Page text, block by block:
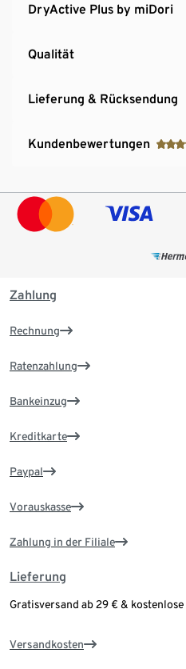
DryActive Plus by miDori
Qualität
Lieferung & Rücksendung
Kundenbewertungen
Zahlung
Rechnung
Ratenzahlung
Bankeinzug
Kreditkarte
Paypal
Vorauskasse
Zahlung in der Filiale
Lieferung
Gratisversand ab 29 € &
Versandkosten